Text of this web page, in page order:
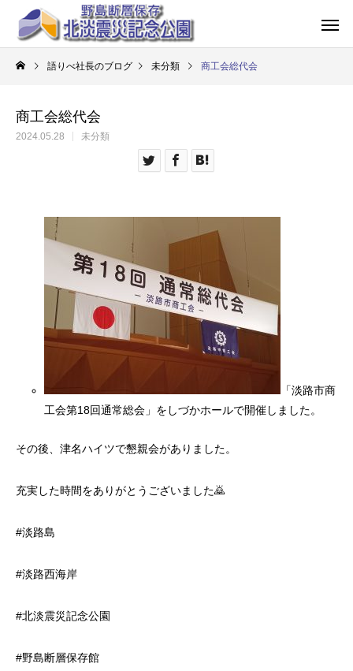
語りべ社長のブログ 未分類 商工会総代会
商工会総代会
2024.05.28 未分類
「淡路市商
工会第18回通常総会」をしづかホールで開催しました。
その後、津名ハイツで懇親会がありました。
充実した時間をありがとうございました🙇
#淡路島
#淡路西海岸
#北淡震災記念公園
#野島断層保存館